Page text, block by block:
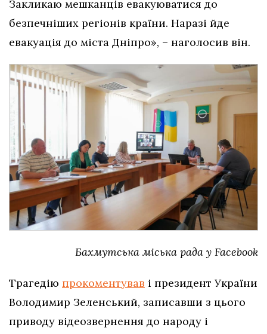
Закликаю мешканців евакуюватися до
безпечніших регіонів країни. Наразі йде
евакуація до міста Дніпро», – наголосив він.
Бахмутська міська рада у Facebook
Трагедію прокоментував і президент України
Володимир Зеленський, записавши з цього
приводу відеозвернення до народу і